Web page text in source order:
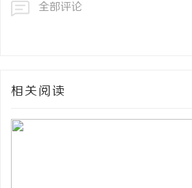
全部评论
相关阅读